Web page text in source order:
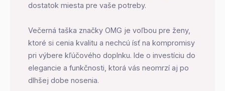
dostatok miesta pre vaše potreby.
Večerná taška značky OMG je voľbou pre ženy,
ktoré si cenia kvalitu a nechcú ísť na kompromisy
pri výbere kľúčového doplnku. Ide o investíciu do
elegancie a funkčnosti, ktorá vás neomrzí aj po
dlhšej dobe nosenia.